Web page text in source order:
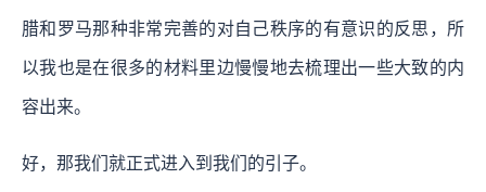
腊和罗马那种非常完善的对自己秩序的有意识的反思，所
以我也是在很多的材料里边慢慢地去梳理出一些大致的内
容出来。
好，那我们就正式进入到我们的引子。